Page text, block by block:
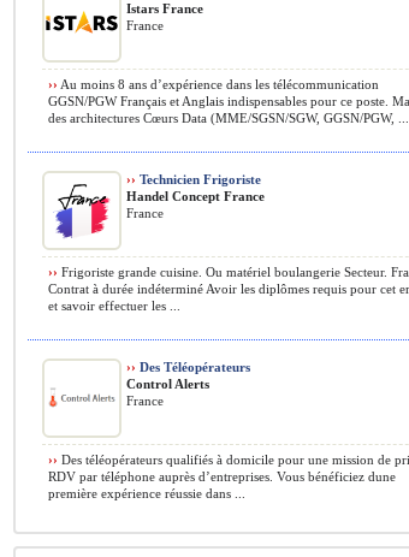
Istars France
France
›› Au moins 8 ans d’expérience dans les télécommunication
GGSN/PGW Français et Anglais indispensables pour ce poste.
des architectures Cœurs Data (MME/SGSN/SGW, GGSN/PGW, ...
›› Technicien Frigoriste
Handel Concept France
France
›› Frigoriste grande cuisine. Ou matériel boulangerie Secteur.
Contrat à durée indéterminé Avoir les diplômes requis pour cet
et savoir effectuer les ...
›› Des Téléopérateurs
Control Alerts
France
›› Des téléopérateurs qualifiés à domicile pour une mission de
RDV par téléphone auprès d’entreprises. Vous bénéficiez dune
première expérience réussie dans ...